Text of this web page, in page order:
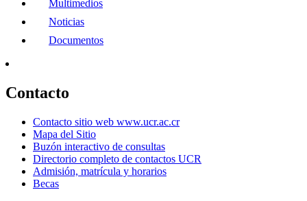
Multimedios
Noticias
Documentos
Contacto
Contacto sitio web www.ucr.ac.cr
Mapa del Sitio
Buzón interactivo de consultas
Directorio completo de contactos UCR
Admisión, matrícula y horarios
Becas